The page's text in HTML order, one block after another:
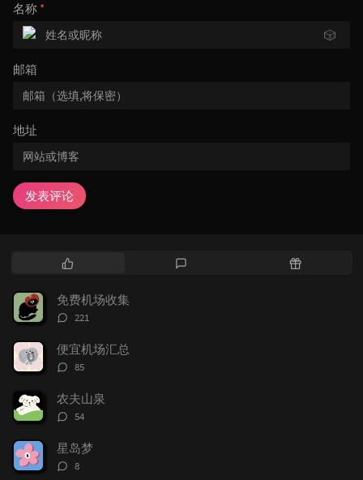
名称 *
🎲
邮箱
地址
发表评论
热
文
章
随
免费机场收集
评
数：
221
便宜机场汇总
评
数：
85
农夫山泉
评
数：
54
星岛梦
评
8